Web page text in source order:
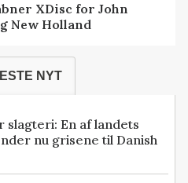
XDisc for John
New Holland
NYT
slagteri: En af landets
nu grisene til Danish